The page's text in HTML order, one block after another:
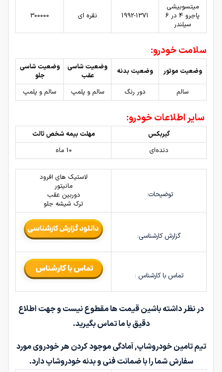
میتسوبیشی
پاجرو 4 در 6
سیلندر
1992-1371 نقره ای 300000
سلامت خودرو:
وضعیت موتور وضعیت بدنه
وضعیت شاسی
عقب
وضعیت شاسی
جلو
سالم
دور رنگ سالم و پلمپ سالم و پلمپ
سایر اطلاعات خودرو:
گیربکس
مهلت بیمه شخص ثالث
دنده‌ای
10 ماه
توضیحات:
لاستیک های افرود
مانیتور
دوربین عقب
ترک شیشه جلو
گزارش کارشناسی:
تماس با کارشناس :
در نظر داشته باشین قیمت ها مقطوع نیست و جهت اطلاع
دقیق با ما تماس بگیرید.
تیم تامین خودروشاپ, آمادگی موجود کردن هر خودروی مورد
سفارش شما را با ضمانت فنی و بدنه خودروشاپ دارد.